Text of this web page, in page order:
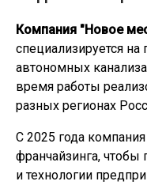
Компания "Новое
специализируется
автономных
время работы
разных регионах
С 2025 года
франчайзинга,
и технологии